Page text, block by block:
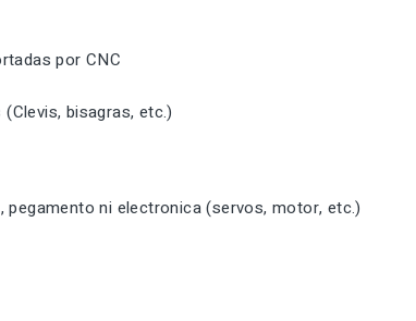
por CNC
bisagras, etc.)
pegamento ni electronica (servos, motor, etc.)